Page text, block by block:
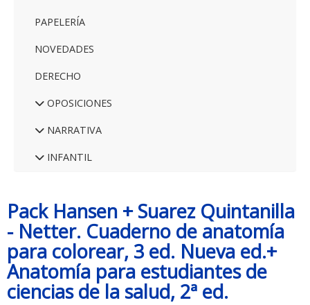
PAPELERÍA
NOVEDADES
DERECHO
OPOSICIONES
NARRATIVA
INFANTIL
Pack Hansen + Suarez Quintanilla
- Netter. Cuaderno de anatomía
para colorear, 3 ed. Nueva ed.+
Anatomía para estudiantes de
ciencias de la salud, 2ª ed.